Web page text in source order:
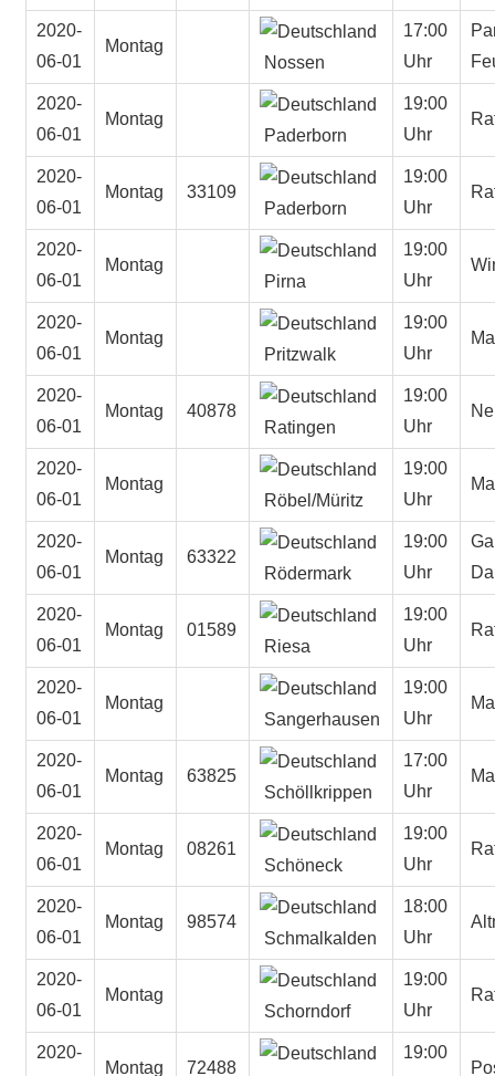
2020-
06-01
Montag
Nossen
17:00
Uhr
2020-
06-01
Montag
Paderborn
19:00
Uhr
2020-
06-01
Montag
33109
Paderborn
19:00
Uhr
2020-
06-01
Montag
Pirna
19:00
Uhr
2020-
06-01
Montag
Pritzwalk
19:00
Uhr
2020-
06-01
Montag
40878
Ratingen
19:00
Uhr
2020-
06-01
Montag
Röbel/Müritz
19:00
Uhr
2020-
06-01
Montag
63322
Rödermark
19:00
Uhr
2020-
06-01
Montag
01589
Riesa
19:00
Uhr
2020-
06-01
Montag
Sangerhausen
19:00
Uhr
2020-
06-01
Montag
63825
Schöllkrippen
17:00
Uhr
2020-
06-01
Montag
08261
Schöneck
19:00
Uhr
2020-
06-01
Montag
98574
Schmalkalden
18:00
Uhr
2020-
06-01
Montag
Schorndorf
19:00
Uhr
2020-
Montag
72488
19:00